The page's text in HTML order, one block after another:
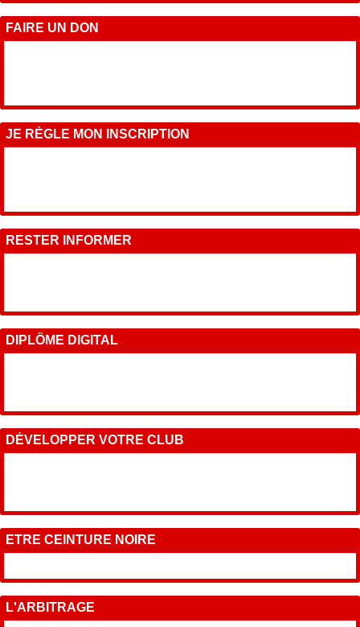
FAIRE UN DON
JE RÈGLE MON INSCRIPTION
RESTER INFORMER
DIPLÔME DIGITAL
DÉVELOPPER VOTRE CLUB
ETRE CEINTURE NOIRE
L'ARBITRAGE